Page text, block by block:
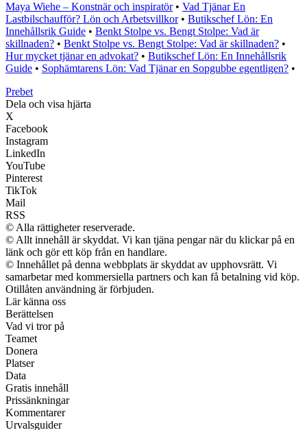
Maya Wiehe – Konstnär och inspiratör• Vad Tjänar En
Lastbilschaufför? Lön och Arbetsvillkor• Butikschef Lön: En
Innehållsrik Guide • Benkt Stolpe vs. Bengt Stolpe: Vad är
skillnaden? • Benkt Stolpe vs. Bengt Stolpe: Vad är skillnaden? •
Hur mycket tjänar en advokat? • Butikschef Lön: En Innehållsrik
Guide • Sophämtarens Lön: Vad Tjänar en Sopgubbe egentligen? •
Prebet
Dela och visa hjärta
X
Facebook
Instagram
LinkedIn
YouTube
Pinterest
TikTok
Mail
RSS
© Alla rättigheter reserverade.
© Allt innehåll är skyddat. Vi kan tjäna pengar när du klickar på en
länk och gör ett köp från en handlare.
© Innehållet på denna webbplats är skyddat av upphovsrätt. Vi
samarbetar med kommersiella partners och kan få betalning vid köp.
Otillåten användning är förbjuden.
Lär känna oss
Berättelsen
Vad vi tror på
Teamet
Donera
Platser
Data
Gratis innehåll
Prissänkningar
Kommentarer
Urvalsguider